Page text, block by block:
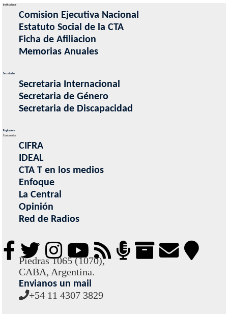
Institucional
Comision Ejecutiva Nacional
Estatuto Social de la CTA
Ficha de Afiliacion
Memorias Anuales
Secretarias
Secretaria Internacional
Secretaria de Género
Secretaria de Discapacidad
Regionales
Contenidos
CIFRA
IDEAL
CTA T en los medios
Enfoque
La Central
Opinión
Red de Radios
Piedras 1065 (1070),
CABA, Argentina.
Envianos un mail
+54 11 4307 3829